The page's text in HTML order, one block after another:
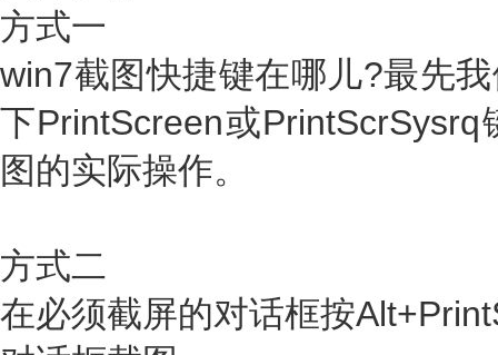
方式一
win7截图快捷键在哪儿?最先
下PrintScreen或
图的实际操作。
方式二
在必须截屏的对话框按